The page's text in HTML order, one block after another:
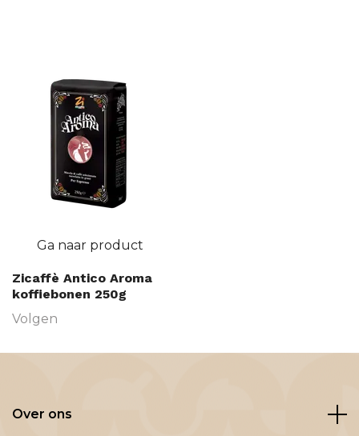
Ga naar product
Zicaffè Antico Aroma
koffiebonen 250g
Volgen
Over ons